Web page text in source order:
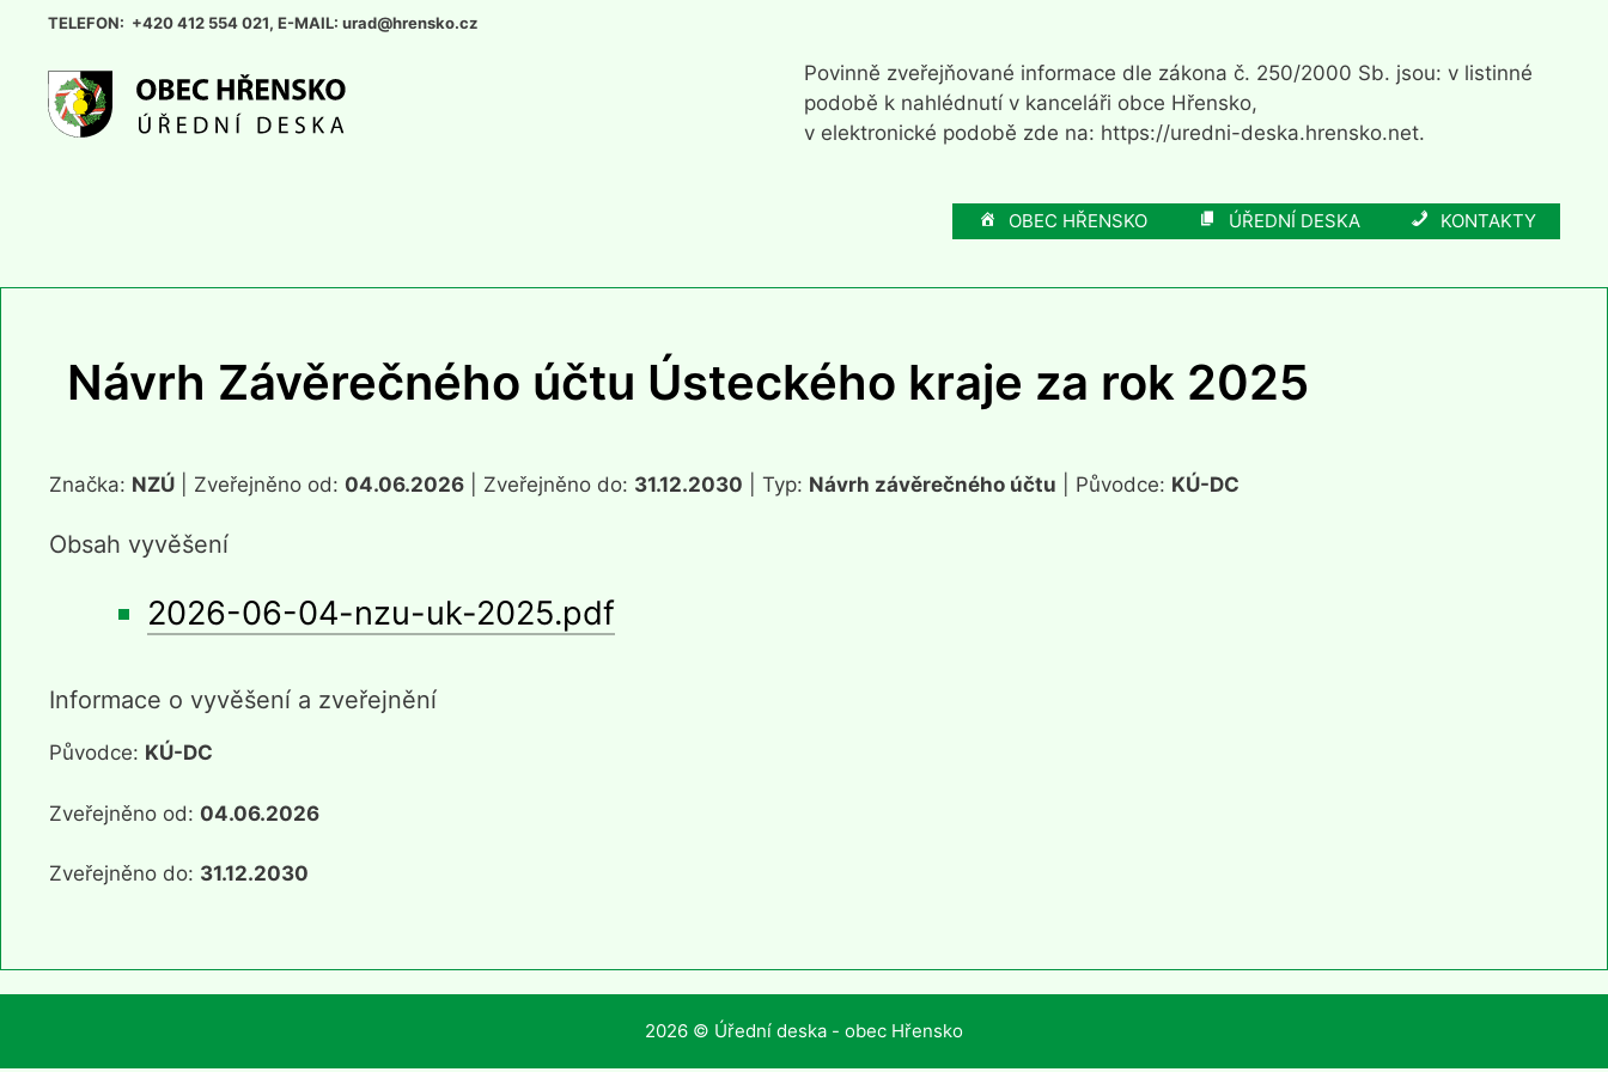
Přeskočit
obsah
TELEFON: +420 412 554 021, E-MAIL: urad@hrensko.cz
Povinně zveřejňované informace dle zákona č. 250/2000 Sb. jsou: v listinné
podobě k nahlédnutí v kanceláři obce Hřensko,
v elektronické podobě zde na: https://uredni-deska.hrensko.net.
OBEC HŘENSKO ÚŘEDNÍ DESKA KONTAKTY
Návrh Závěrečného účtu Ústeckého kraje za rok 2025
Značka: NZÚ | Zveřejněno od: 04.06.2026 | Zveřejněno do: 31.12.2030 | Typ: Návrh závěrečného účtu | Původce: KÚ-DC
Obsah vyvěšení
2026-06-04-nzu-uk-2025.pdf
Informace o vyvěšení a zveřejnění
Původce: KÚ-DC
Zveřejněno od: 04.06.2026
Zveřejněno do: 31.12.2030
2026 © Úřední deska - obec Hřensko